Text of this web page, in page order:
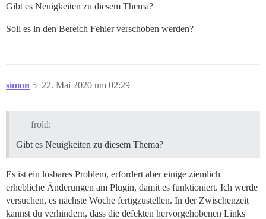
Gibt es Neuigkeiten zu diesem Thema?
Soll es in den Bereich Fehler verschoben werden?
simon 22. Mai 2020 um 02:29
5
frold:
Gibt es Neuigkeiten zu diesem Thema?
Es ist ein lösbares Problem, erfordert aber einige ziemlich
erhebliche Änderungen am Plugin, damit es funktioniert. Ich werde
versuchen, es nächste Woche fertigzustellen. In der Zwischenzeit
kannst du verhindern, dass die defekten hervorgehobenen Links